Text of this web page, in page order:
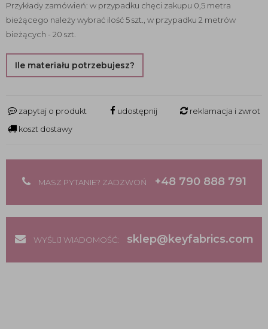
Przykłady zamówień: w przypadku chęci zakupu 0,5 metra
bieżącego należy wybrać ilość 5 szt., w przypadku 2 metrów
bieżących - 20 szt.
Ile materiału potrzebujesz?
zapytaj o produkt udostępnij
reklamacja i zwrot
koszt dostawy
MASZ PYTANIE? ZADZWOŃ +48 790 888 791
WYŚLIJ WIADOMOŚĆ: sklep@keyfabrics.com